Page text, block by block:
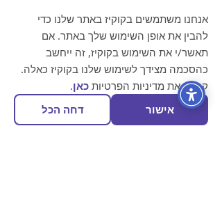
את הערכה והשימוש
במוצרים 3.3 דק
אנחנו משתמשים בקוקיז באתר שלנו כדי
להבין את אופן השימוש שלך באתר. אם
תאשר/י את השימוש בקוקיז, זה ייחשב
כהסכמה מצידך לשימוש שלנו בקוקיז כאלה.
קרא/י את מדיניות הפרטיות כאן.
אישור דחה הכל